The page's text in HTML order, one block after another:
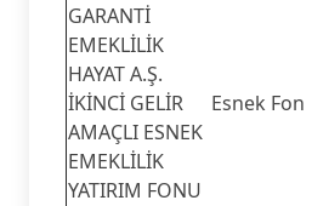
GARANTİ
EMEKLİLİK
HAYAT A.Ş.
İKİNCİ GELİR
AMAÇLI ESNEK
EMEKLİLİK
YATIRIM FONU
Esnek Fon